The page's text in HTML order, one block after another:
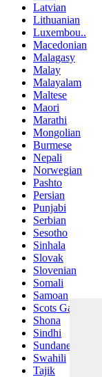
Latvian
Lithuanian
Luxembou..
Macedonian
Malagasy
Malay
Malayalam
Maltese
Maori
Marathi
Mongolian
Burmese
Nepali
Norwegian
Pashto
Persian
Punjabi
Serbian
Sesotho
Sinhala
Slovak
Slovenian
Somali
Samoan
Scots Gaelic
Shona
Sindhi
Sundanese
Swahili
Tajik